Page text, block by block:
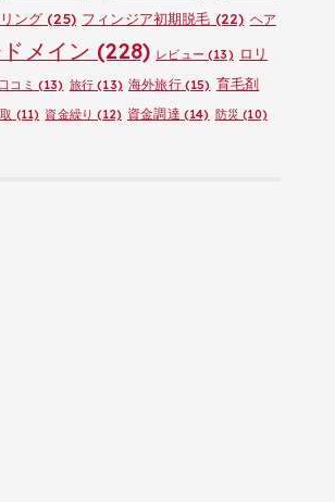
ング (25) フィンジア初期脱毛 (22) ヘア
メイン (228) レビュー (13) ロリ
口コミ (13) 旅行 (13) 海外旅行(15) 育毛剤
(11) 資金繰り (12) 資金調達 (14) 防災 (10)